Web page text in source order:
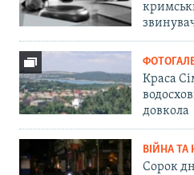
Краса
довкола
ВІЙНА
Сорок